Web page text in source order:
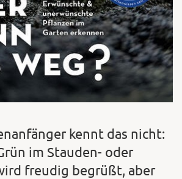
kennt das nicht:
im Stauden- oder
freudig begrüßt, aber